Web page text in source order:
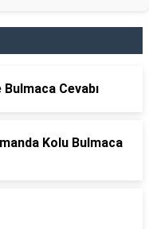
Cevabı
Kolu Bulmaca